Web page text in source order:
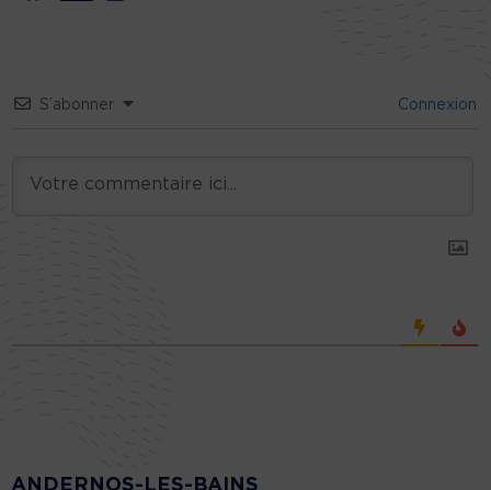
S’abonner Connexion
ANDERNOS-LES-BAINS